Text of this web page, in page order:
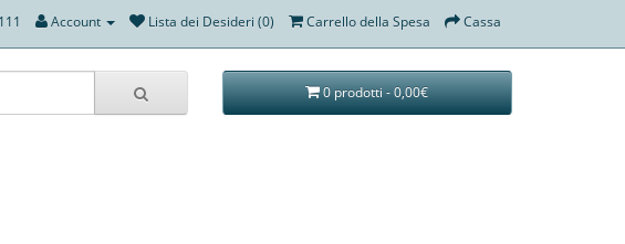
Account Lista dei Desideri (0) Carrello della Spesa Cassa
0 prodotti - 0,00€